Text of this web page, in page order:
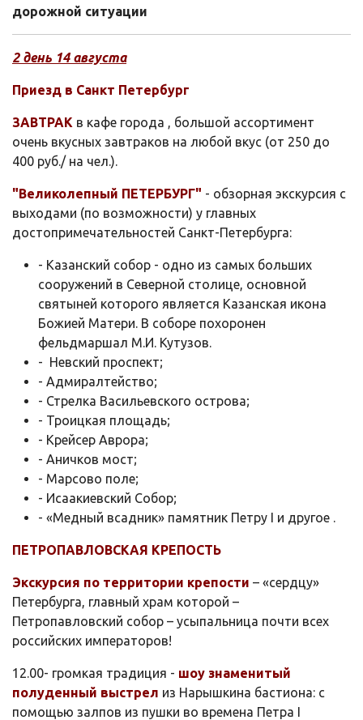
дорожной ситуации
2 день 14 августа
Приезд в Санкт Петербург
ЗАВТРАК в кафе города , большой ассортимент
очень вкусных завтраков на любой вкус (от 250 до
400 руб./ на чел.).
"Великолепный ПЕТЕРБУРГ" - обзорная экскурсия с
выходами (по возможности) у главных
достопримечательностей Санкт-Петербурга:
- Казанский собор - одно из самых больших
сооружений в Северной столице, основной
святыней которого является Казанская икона
Божией Матери. В соборе похоронен
фельдмаршал М.И. Кутузов.
- Невский проспект;
- Адмиралтейство;
- Стрелка Васильевского острова;
- Троицкая площадь;
- Крейсер Аврора;
- Аничков мост;
- Марсово поле;
- Исаакиевский Собор;
- «Медный всадник» памятник Петру I и другое .
ПЕТРОПАВЛОВСКАЯ КРЕПОСТЬ
Экскурсия по территории крепости – «сердцу»
Петербурга, главный храм которой –
Петропавловский собор – усыпальница почти всех
российских императоров!
12.00- громкая традиция - шоу знаменитый
полуденный выстрел из Нарышкина бастиона: с
помощью залпов из пушки во времена Петра I